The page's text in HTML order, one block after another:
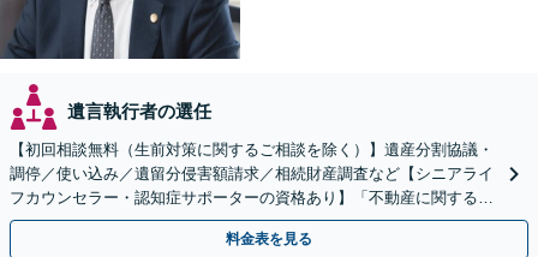
遺言執行者の選任
【初回相談無料（生前対策に関するご相談を除く）】遺産分割協議・
調停／使い込み／遺留分侵害額請求／相続財産調査など【シニアライ
フカウンセラー・認知症サポーターの資格あり】「不動産に関する相
続もお任せください」【当日・夜間相談可（要相談）】
料金表を見る